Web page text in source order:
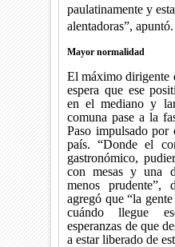
paulatinamente y
alentadoras”, apuntó.
Mayor normalidad
El máximo dirigente
espera que ese
en el mediano y
comuna pase a la
Paso impulsado
país. “Donde el
gastronómico,
con mesas y una
menos prudente”,
agregó que “la
cuándo llegue
esperanzas de que
a estar liberado de